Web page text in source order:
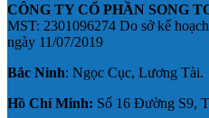
CÔNG TY CỔ PHẦN SONG
MST: 2301096274 Do sở kế
ngày 11/07/2019
Bắc Ninh: Ngọc Cục, Lương Tài.
Hồ Chí Minh: Số 16 Đường S9,